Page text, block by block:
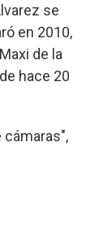
se
en 2010,
de la
hace 20
cámaras",